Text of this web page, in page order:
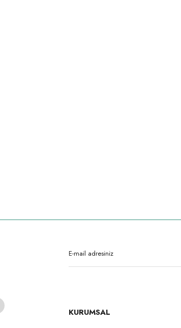
KURUMSAL